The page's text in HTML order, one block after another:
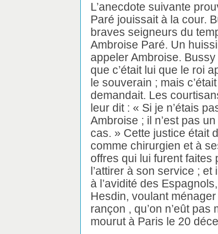
L’anecdote suivante
Paré jouissait à la cour.
braves seigneurs du
Ambroise Paré. Un
appeler Ambroise. Bussy
que c’était lui que le roi
le souverain ; mais
demandait. Les
leur dit : « Si je n’étais
Ambroise ; il n’est pas
cas. » Cette justice était
comme chirurgien et à
offres qui lui furent
l’attirer à son service ;
à l’avidité des
Hesdin, voulant ménager
rançon , qu’on n’eût
mourut à Paris le 20